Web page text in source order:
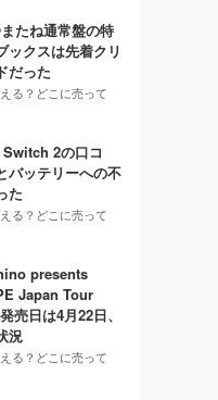
たね通常盤の特
ックスは先着クリ
だった
る？どこに売って
2の口コ
バッテリーへの不
た
る？どこに売って
presents
Japan Tour
売日は4月22日、
況
る？どこに売って